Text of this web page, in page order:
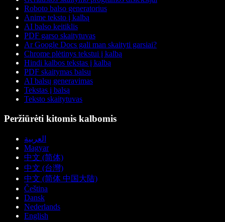
Roboto balso generatorius
Anime teksto į kalbą
AI balso keitiklis
PDF garso skaitytuvas
Ar Google Docs gali man skaityti garsiai?
Chrome plėtinys tekstui į kalbą
Hindi kalbos tekstas į kalbą
PDF skaitymas balsu
AI balsų generavimas
Tekstas į balsą
Teksto skaitytuvas
Peržiūrėti kitomis kalbomis
العربية
Magyar
中文 (简体)
中文 (台灣)
中文 (简体 中国大陆)
Čeština
Dansk
Nederlands
English